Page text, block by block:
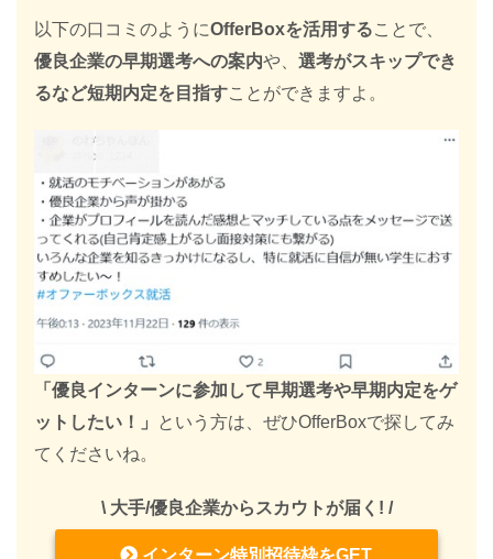
以下の口コミのようにOfferBoxを活用することで、
優良企業の早期選考への案内や、 選考がスキップでき
るなど短期内定を目指すことができますよ。
「優良インターンに参加して早期選考や早期内定をゲ
ットしたい！」
という方は、ぜひOfferBoxで探してみ
てくださいね。
\ 大手/優良企業からスカウトが届く! /